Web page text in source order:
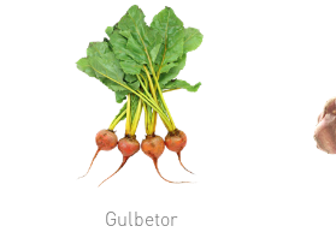
Gulbetor